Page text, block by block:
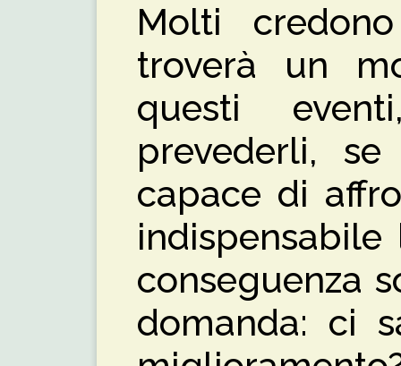
Molti
troverà un
questi
prevederli,
capace di
indispensabile
conseguenza
domanda: ci